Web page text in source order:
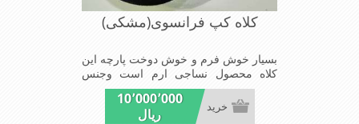
کلاه کپ فرانسوی(مشکی)
بسیار خوش فرم و خوش دوخت پارچه این
کلاه محصول نساجی ارم است وجنس
پارچه این کلاه ضخامت پالتو را دارا می
باشد شیک و مد روز سبک و راحت
10٬000٬000
ریال
خرید